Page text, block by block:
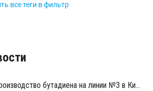
все теги в фильтр
ZPC возобновила производство бутадиена на линии №3 в Китае